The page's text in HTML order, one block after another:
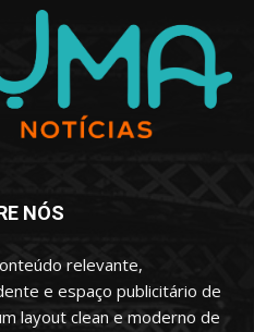
NÓS
relevante,
e espaço publicitário de
layout clean e moderno de